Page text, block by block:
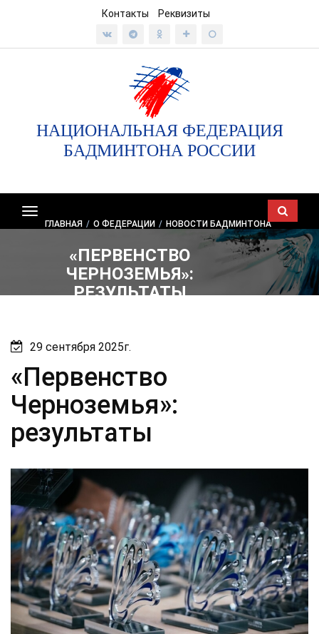
Контакты Реквизиты
НАЦИОНАЛЬНАЯ ФЕДЕРАЦИЯ
БАДМИНТОНА РОССИИ
Показать/
скрыть
ГЛАВНАЯ / О ФЕДЕРАЦИИ / НОВОСТИ БАДМИНТОНА
«ПЕРВЕНСТВО
ЧЕРНОЗЕМЬЯ»:
РЕЗУЛЬТАТЫ
29 сентября 2025г.
«Первенство
Черноземья»:
результаты